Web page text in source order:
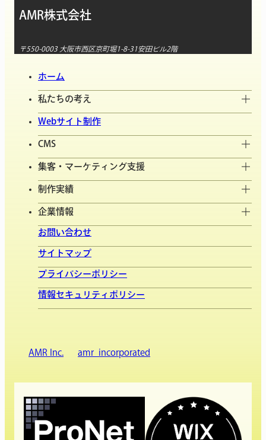
AMR株式会社
〒550-0003 大阪市西区京町堀1-8-31安田ビル2階
ホーム
私たちの考え
Webサイト制作
CMS
集客・マーケティング支援
制作実績
企業情報
お問い合わせ
サイトマップ
プライバシーポリシー
情報セキュリティポリシー
AMR Inc. amr_incorporated